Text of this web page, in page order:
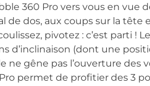
360 Pro vers vous en
de dos, aux coups sur la tête
pivotez : c’est parti !
d’inclinaison (dont une
ne gêne pas l’ouverture des
permet de profitier des 3